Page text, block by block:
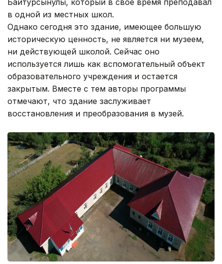
в одной из местных школ.
Однако сегодня это здание, имеющее большую
историческую ценность, не является ни музеем,
ни действующей школой. Сейчас оно
используется лишь как вспомогательный объект
образовательного учреждения и остается
закрытым. Вместе с тем авторы программы
отмечают, что здание заслуживает
восстановления и преобразования в музей.